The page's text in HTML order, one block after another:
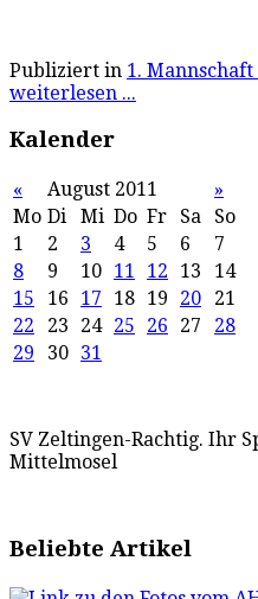
Publiziert in 1.
weiterlesen ...
Kalender
« August 2011
»
Mo Di Mi Do Fr Sa
So
1
2 3 4 5 6
7
8
9 10 11 12 13
14
15
16 17 18 19 20
21
22
23 24 25 26 27
28
29
30 31
SV Zeltingen-Rachtig. Ihr
Mittelmosel
Beliebte Artikel